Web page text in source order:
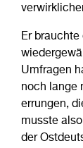
Er
Umfragen
noch lange
errungen,
musste
der